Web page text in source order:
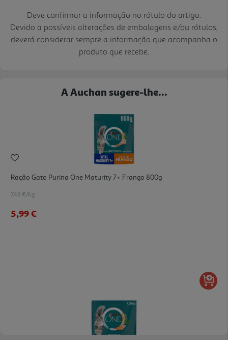
Deve confirmar a informação no rótulo do artigo.
Devido a possíveis alterações de embalagens e/ou rótulos,
deverá considerar sempre a informação que acompanha o
produto que recebe.
A Auchan sugere-lhe...
Ração Gato Purina One Maturity 7+ Frango 800g
7.49 €/Kg
5,99 €